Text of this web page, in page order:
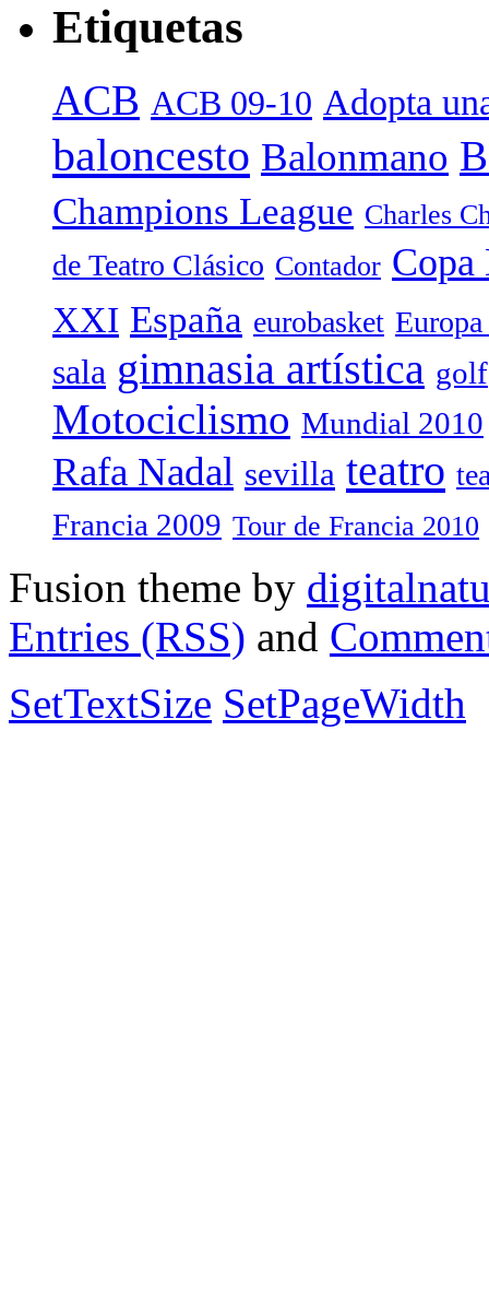
Etiquetas
ACB ACB 09-10 Adopta
baloncesto Balonmano
Champions League Charles
de Teatro Clásico Contador Copa
XXI España eurobasket
sala gimnasia artística golf
Motociclismo Mundial 2010
Rafa Nadal sevilla teatro
Francia 2009 Tour de Francia 2010
Fusion theme by
Entries (RSS) and
SetTextSize SetPageWidth